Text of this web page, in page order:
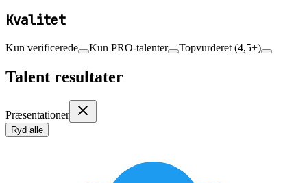
Kvalitet
Kun verificerede Kun PRO-talenter Topvurderet (4,5+)
Talent resultater
Præsentationer
Ryd alle